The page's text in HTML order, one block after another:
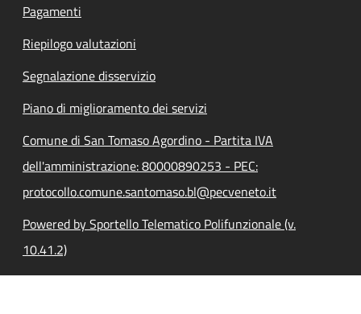
Pagamenti
Riepilogo valutazioni
Segnalazione disservizio
Piano di miglioramento dei servizi
Comune di San Tomaso Agordino - Partita IVA
dell'amministrazione: 80000890253 - PEC:
protocollo.comune.santomaso.bl@pecveneto.it
Powered by Sportello Telematico Polifunzionale (v.
10.41.2)